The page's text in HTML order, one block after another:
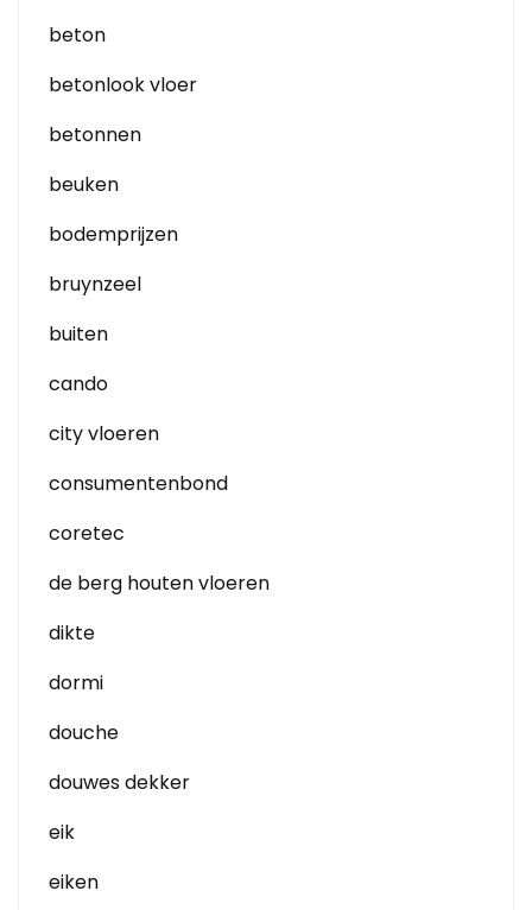
beton
betonlook vloer
betonnen
beuken
bodemprijzen
bruynzeel
buiten
cando
city vloeren
consumentenbond
coretec
de berg houten vloeren
dikte
dormi
douche
douwes dekker
eik
eiken